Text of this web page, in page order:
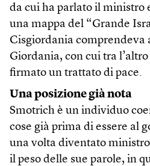
da cui ha parlato il ministro
una mappa del “Grande
Cisgiordania comprendeva
Giordania, con cui tra
firmato un trattato di pace.
Una posizione già nota
Smotrich è un individuo
cose già prima di essere al
una volta diventato
il peso delle sue parole, in